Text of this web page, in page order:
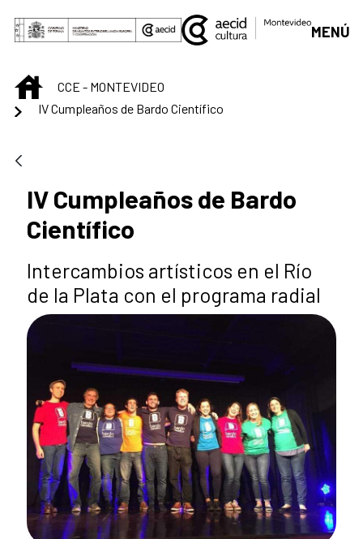
Saltar al contenido principal
MENÚ
INICIOCCE - MONTEVIDEO
IV Cumpleaños de Bardo Científico
IV Cumpleaños de Bardo
Científico
Intercambios artísticos en el Río
de la Plata con el programa radial